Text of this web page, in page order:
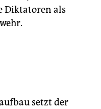
Diktatoren als
setzt der